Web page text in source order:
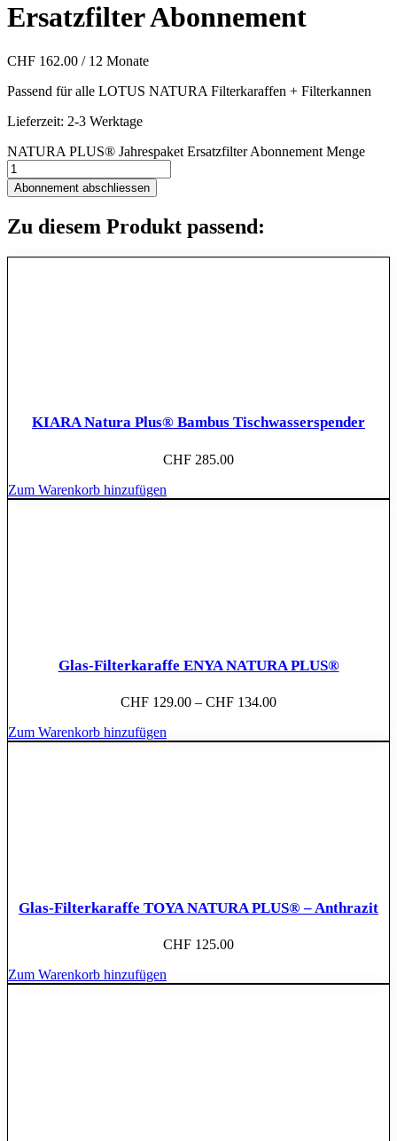
Ersatzfilter Abonnement
CHF 162.00 / 12 Monate
Passend für alle LOTUS NATURA Filterkaraffen + Filterkannen
Lieferzeit: 2-3 Werktage
NATURA PLUS® Jahrespaket Ersatzfilter Abonnement Menge
Abonnement abschliessen
Zu diesem Produkt passend:
KIARA Natura Plus® Bambus Tischwasserspender
CHF 285.00
Zum Warenkorb hinzufügen
Glas-Filterkaraffe ENYA NATURA PLUS®
CHF 129.00 – CHF 134.00
Zum Warenkorb hinzufügen
Glas-Filterkaraffe TOYA NATURA PLUS® – Anthrazit
CHF 125.00
Zum Warenkorb hinzufügen